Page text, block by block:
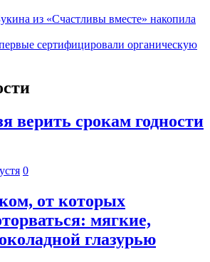
из «Счастливы вместе» накопила
сертифицировали органическую
верить срокам годности
0
от которых
мягкие,
глазурью